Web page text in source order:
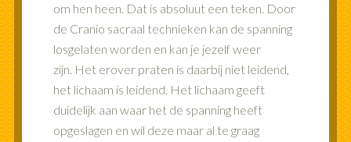
om hen heen. Dat is absoluut een teken. Door
de Cranio sacraal technieken kan de spanning
losgelaten worden en kan je jezelf weer
zijn. Het erover praten is daarbij niet leidend,
het lichaam is leidend. Het lichaam geeft
duidelijk aan waar het de spanning heeft
opgeslagen en wil deze maar al te graag